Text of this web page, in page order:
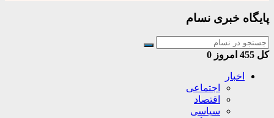
پایگاه خبری نسام
کل امروز 0
اخبار
اجتماعی
اقتصاد
سیاسی